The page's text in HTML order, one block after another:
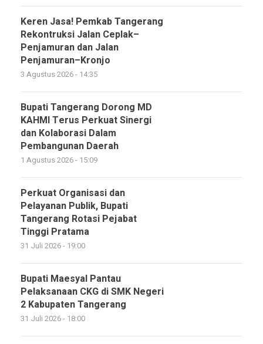
Keren Jasa! Pemkab Tangerang
Rekontruksi Jalan Ceplak–
Penjamuran dan Jalan
Penjamuran–Kronjo
3 Agustus 2026 - 14:35
Bupati Tangerang Dorong MD
KAHMI Terus Perkuat Sinergi
dan Kolaborasi Dalam
Pembangunan Daerah
1 Agustus 2026 - 15:09
Perkuat Organisasi dan
Pelayanan Publik, Bupati
Tangerang Rotasi Pejabat
Tinggi Pratama
31 Juli 2026 - 19:00
Bupati Maesyal Pantau
Pelaksanaan CKG di SMK Negeri
2 Kabupaten Tangerang
31 Juli 2026 - 18:00